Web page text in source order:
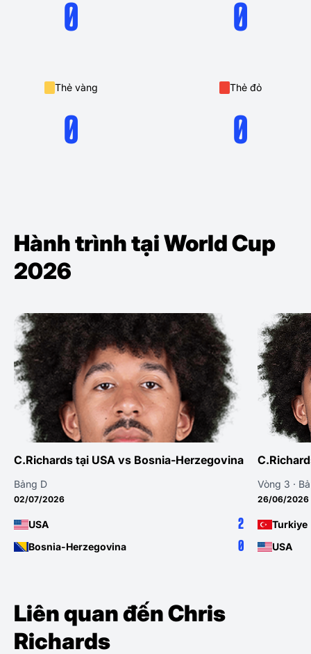
0 0
Thẻ vàng
0
Thẻ đỏ
0
Hành trình tại World Cup
2026
C.Richards tại USA vs Bosnia-Herzegovina
Bảng D
02/07/2026
USA 2
Bosnia-Herzegovina 0
Vòng 3 ·
26/06/2026
Turkiye
USA
Liên quan đến Chris
Richards